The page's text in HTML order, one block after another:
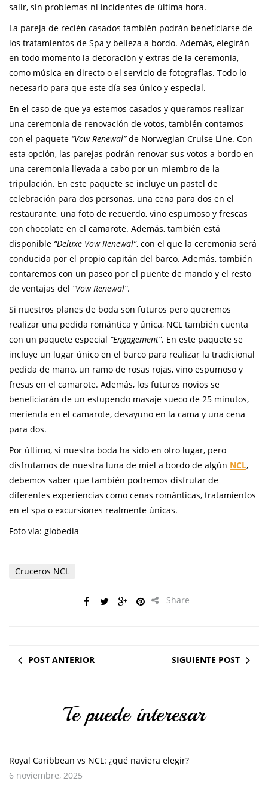
salir, sin problemas ni incidentes de última hora.
La pareja de recién casados también podrán beneficiarse de
los tratamientos de Spa y belleza a bordo. Además, elegirán
en todo momento la decoración y extras de la ceremonia,
como música en directo o el servicio de fotografías. Todo lo
necesario para que este día sea único y especial.
En el caso de que ya estemos casados y queramos realizar
una ceremonia de renovación de votos, también contamos
con el paquete “Vow Renewal”de Norwegian Cruise Line. Con
esta opción, las parejas podrán renovar sus votos a bordo en
una ceremonia llevada a cabo por un miembro de la
tripulación. En este paquete se incluye un pastel de
celebración para dos personas, una cena para dos en el
restaurante, una foto de recuerdo, vino espumoso y frescas
con chocolate en el camarote. Además, también está
disponible “Deluxe Vow Renewal”, con el que la ceremonia será
conducida por el propio capitán del barco. Además, también
contaremos con un paseo por el puente de mando y el resto
de ventajas del “Vow Renewal”.
Si nuestros planes de boda son futuros pero queremos
realizar una pedida romántica y única, NCL también cuenta
con un paquete especial “Engagement”. En este paquete se
incluye un lugar único en el barco para realizar la tradicional
pedida de mano, un ramo de rosas rojas, vino espumoso y
fresas en el camarote. Además, los futuros novios se
beneficiarán de un estupendo masaje sueco de 25 minutos,
merienda en el camarote, desayuno en la cama y una cena
para dos.
Por último, si nuestra boda ha sido en otro lugar, pero
disfrutamos de nuestra luna de miel a bordo de algún NCL,
debemos saber que también podremos disfrutar de
diferentes experiencias como cenas románticas, tratamientos
en el spa o excursiones realmente únicas.
Foto vía: globedia
Cruceros NCL
Share
POST ANTERIOR SIGUIENTE POST
Te puede interesar
Royal Caribbean vs NCL: ¿qué naviera elegir?
6 noviembre, 2025